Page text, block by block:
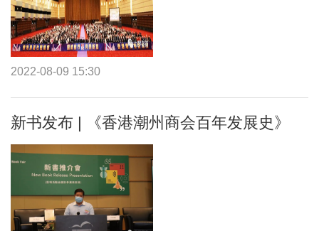
2022-08-09 15:30
新书发布 | 《香港潮州商会百年发展史》